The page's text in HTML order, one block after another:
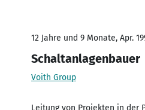
12 Jahre und 9 Monate, Apr.
Schaltanlagenbauer
Voith Group
Leitung von Projekten in der